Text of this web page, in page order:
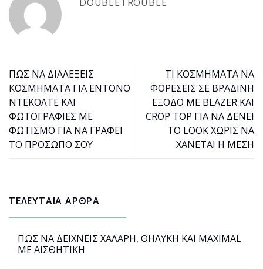
ΠΩΣ ΝΑ ΔΙΑΛΕΞΕΙΣ
ΚΟΣΜΗΜΑΤΑ ΓΙΑ ΕΝΤΟΝΟ
ΝΤΕΚΟΛΤΕ ΚΑΙ
ΦΩΤΟΓΡΑΦΙΕΣ ΜΕ
ΦΩΤΙΣΜΟ ΓΙΑ ΝΑ ΓΡΑΦΕΙ
ΤΟ ΠΡΟΣΩΠΟ ΣΟΥ
ΤΙ ΚΟΣΜΗΜΑΤΑ ΝΑ
ΦΟΡΕΣΕΙΣ ΣΕ ΒΡΑΔΙΝΗ
ΕΞΟΔΟ ΜΕ BLAZER ΚΑΙ
CROP TOP ΓΙΑ ΝΑ ΔΕΝΕΙ
ΤΟ LOOK ΧΩΡΙΣ ΝΑ
ΧΑΝΕΤΑΙ Η ΜΕΣΗ
ΤΕΛΕΥΤΑΙΑ ΑΡΘΡΑ
ΠΩΣ ΝΑ ΔΕΙΧΝΕΙΣ ΧΑΛΑΡΗ, ΘΗΛΥΚΗ ΚΑΙ MAXIMAL
ΜΕ ΑΙΣΘΗΤΙΚΗ